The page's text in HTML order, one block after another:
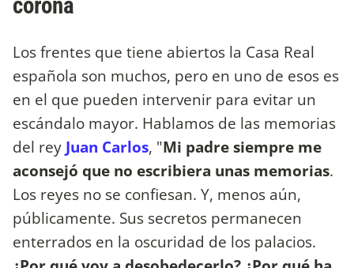
corona
Los frentes que tiene abiertos la Casa Real
española son muchos, pero en uno de esos es
en el que pueden intervenir para evitar un
escándalo mayor. Hablamos de las memorias
del rey Juan Carlos, "Mi padre siempre me
aconsejó que no escribiera unas memorias.
Los reyes no se confiesan. Y, menos aún,
públicamente. Sus secretos permanecen
enterrados en la oscuridad de los palacios.